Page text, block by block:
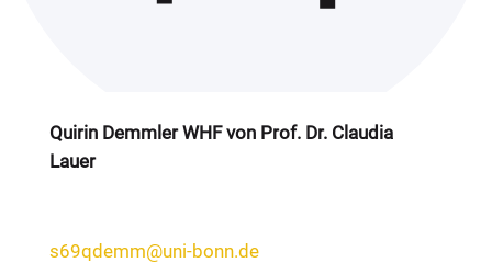
Quirin Demmler WHF von Prof. Dr. Claudia
Lauer
s69qdemm@uni-bonn.de